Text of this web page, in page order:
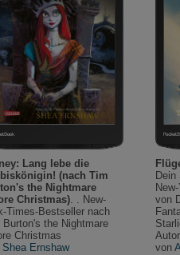
Lang lebe die
(nach Tim
the Nightmare
Christmas). . New-
Times-Bestseller nach
Burton's the Nightmare
Christmas
Shea Ernshaw
Dein
von
von